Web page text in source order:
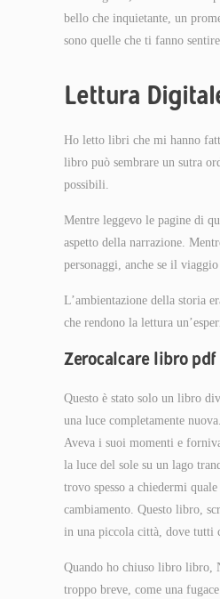
bello che inquietante, un
sono quelle che ti fanno
Lettura
Ho letto libri che mi hanno
libro può sembrare un sutra
possibili.
Mentre leggevo le pagine di
aspetto della narrazione.
personaggi, anche se il
L’ambientazione della storia
che rendono la lettura
Zerocalcare libro pdf
Questo è stato solo un libro
una luce completamente
Aveva i suoi momenti e
la luce del sole su un lago
trovo spesso a chiedermi
cambiamento. Questo libro,
in una piccola città, dove
Quando ho chiuso libro libro,
troppo breve, come una